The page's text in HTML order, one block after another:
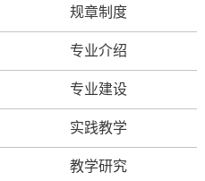
规章制度
专业介绍
专业建设
实践教学
教学研究